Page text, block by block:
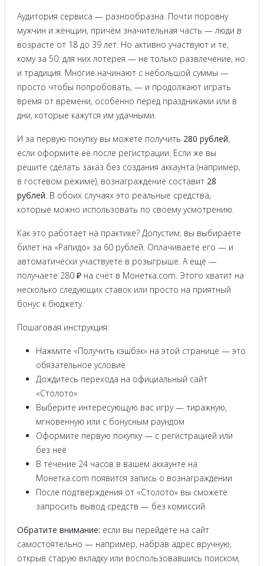
Аудитория сервиса — разнообразна. Почти поровну
мужчин и женщин, причём значительная часть — люди в
возрасте от 18 до 39 лет. Но активно участвуют и те,
кому за 50: для них лотерея — не только развлечение, но
и традиция. Многие начинают с небольшой суммы —
просто чтобы попробовать, — и продолжают играть
время от времени, особенно перед праздниками или в
дни, которые кажутся им удачными.
И за первую покупку вы можете получить 280 рублей,
если оформите её после регистрации. Если же вы
решите сделать заказ без создания аккаунта (например,
в гостевом режиме), вознаграждение составит 28
рублей. В обоих случаях это реальные средства,
которые можно использовать по своему усмотрению.
Как это работает на практике? Допустим, вы выбираете
билет на «Рапидо» за 60 рублей. Оплачиваете его — и
автоматически участвуете в розыгрыше. А ещё —
получаете 280 ₽ на счёт в Монетка.com. Этого хватит на
несколько следующих ставок или просто на приятный
бонус к бюджету.
Пошаговая инструкция:
Нажмите «Получить кэшбэк» на этой странице — это
обязательное условие
Дождитесь перехода на официальный сайт
«Столото»
Выберите интересующую вас игру — тиражную,
мгновенную или с бонусным раундом
Оформите первую покупку — с регистрацией или
без неё
В течение 24 часов в вашем аккаунте на
Монетка.com появится запись о вознаграждении
После подтверждения от «Столото» вы сможете
запросить вывод средств — без комиссий
Обратите внимание: если вы перейдёте на сайт
самостоятельно — например, набрав адрес вручную,
открыв старую вкладку или воспользовавшись поиском,